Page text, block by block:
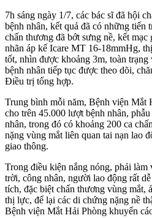
7h sáng ngày 1/7, các bác sĩ đã hội
bệnh nhân, kết quả đã có những tiến
chấn thương đã bớt sưng nề, kết
nhãn áp kế Icare MT 16-18mmHg,
tốt, nhìn được khoảng 3m, toàn
bệnh nhân tiếp tục được theo dõi,
Điều trị tổng hợp.
Trung bình mỗi năm, Bệnh viện Mắt
cho trên 45.000 lượt bệnh nhân,
nhân, trong đó có khoảng 200 ca
nặng vùng mắt liên quan tai nạn lao
giao thông.
Trong điều kiện nắng nóng, phải
trời, công nhân, người lao động rất
tích, đặc biệt chấn thương vùng mắt,
thị lực, để lại các di chứng nặng nề
Bệnh viện Mắt Hải Phòng khuyến